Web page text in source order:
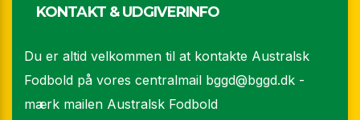
KONTAKT & UDGIVERINFO
Du er altid velkommen til at kontakte Australsk
Fodbold på vores centralmail bggd@bggd.dk -
mærk mailen Australsk Fodbold